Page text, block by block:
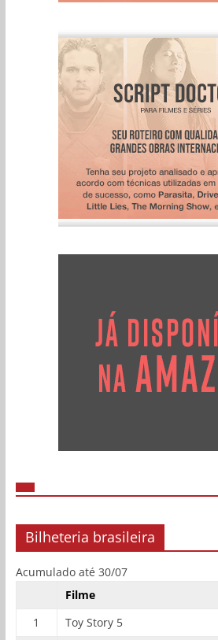
Bilheteria brasileira
Acumulado até 30/07
Filme
1
Toy Story 5